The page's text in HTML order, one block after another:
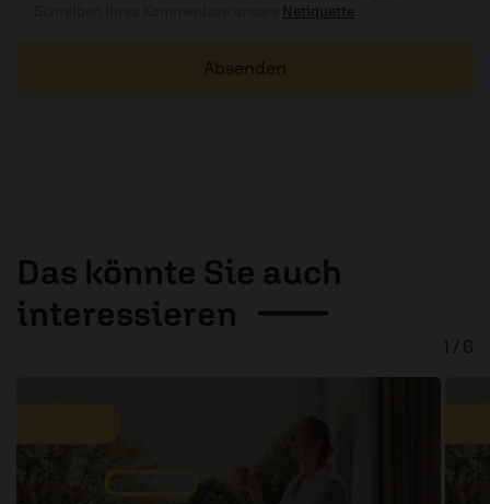
Netiquette
Absenden
Das könnte Sie auch
interessieren
1 / 6